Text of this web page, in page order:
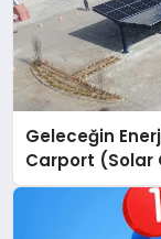
Geleceğin
Carport (Solar